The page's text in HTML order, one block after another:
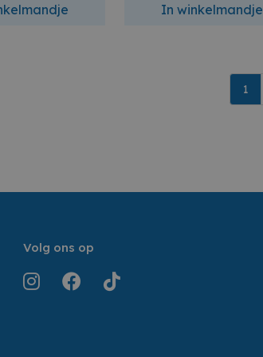
In winkelmandje
1
Volg ons op